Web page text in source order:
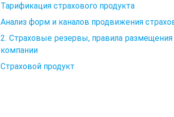
Тарификация страхового продукта
Анализ форм и каналов продвижения
2. Страховые резервы, правила
компании
Страховой продукт